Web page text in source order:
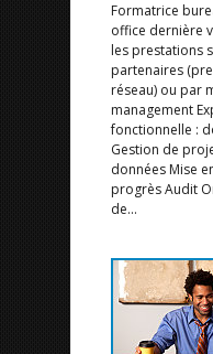
Formatrice
office dernière
les prestations
partenaires
réseau) ou par
management
fonctionnelle :
Gestion de
données Mise
progrès Audit
de...